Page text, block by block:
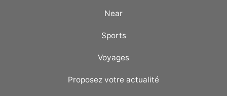
Near
Sports
Voyages
Proposez votre actualité